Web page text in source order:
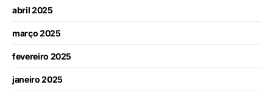
abril 2025
março 2025
fevereiro 2025
janeiro 2025